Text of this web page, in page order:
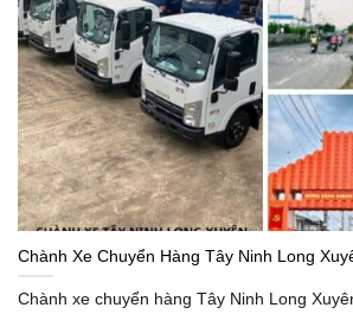
Chành Xe Chuyển Hàng Tây Ninh Long
Chành xe chuyển hàng Tây Ninh Long